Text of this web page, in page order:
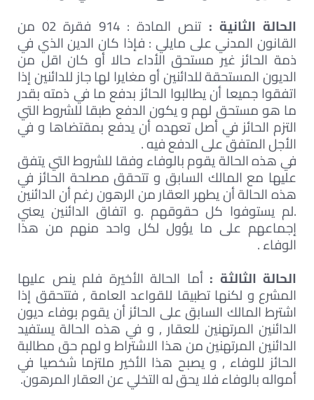
الحالة الثانية :
تنص المادة : 914 فقرة 02 من
القانون المدني على مايلي : فإذا كان الدين الذي في
ذمة الحائز غير مستحق الأداء حالا أو كان اقل من
الديون المستحقة للدائنين أو مغايرا لها جاز للدائنين إذا
اتفقوا جميعا أن يطالبوا الحائز بدفع ما في ذمته بقدر
ما هو مستحق لهم و يكون الدفع طبقا للشروط التي
التزم الحائز في أصل تعهده أن يدفع بمقتضاها و في
الأجل المتفق على الدفع فيه .
في هذه الحالة يقوم بالوفاء وفقا للشروط التي يتفق
عليها مع المالك السابق و تتحقق مصلحة الحائز في
هذه الحالة أن يطهر العقار من الرهون رغم أن الدائنين
.لم يستوفوا كل حقوقهم .و اتفاق الدائنين يعني
إجماعهم على ما يؤول لكل واحد منهم من هذا
الوفاء .
الحالة الثالثة : أما الحالة الأخيرة فلم ينص عليها
المشرع و لكنها تطبيقا للقواعد العامة , فتتحقق إذا
اشترط المالك السابق على الحائز أن يقوم بوفاء ديون
الدائنين المرتهنين للعقار , و في هذه الحالة يستفيد
الدائنين المرتهنين من هذا الاشتراط و لهم حق مطالبة
الحائز للوفاء , و يصبح هذا الأخير ملتزما شخصيا في
أمواله بالوفاء فلا يحق له التخلي عن العقار المرهون.